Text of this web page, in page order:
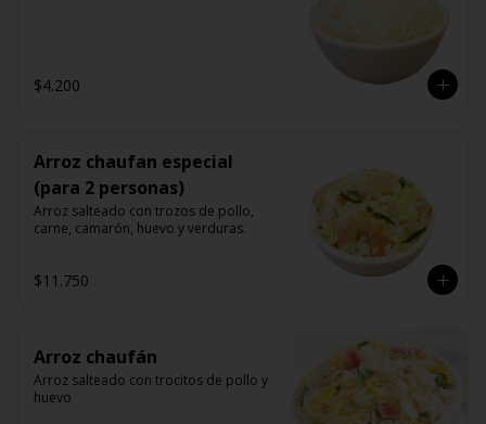
$4.200
Arroz chaufan especial
(para 2 personas)
Arroz salteado con trozos de pollo,
carne, camarón, huevo y verduras.
$11.750
Arroz chaufán
Arroz salteado con trocitos de pollo y
huevo